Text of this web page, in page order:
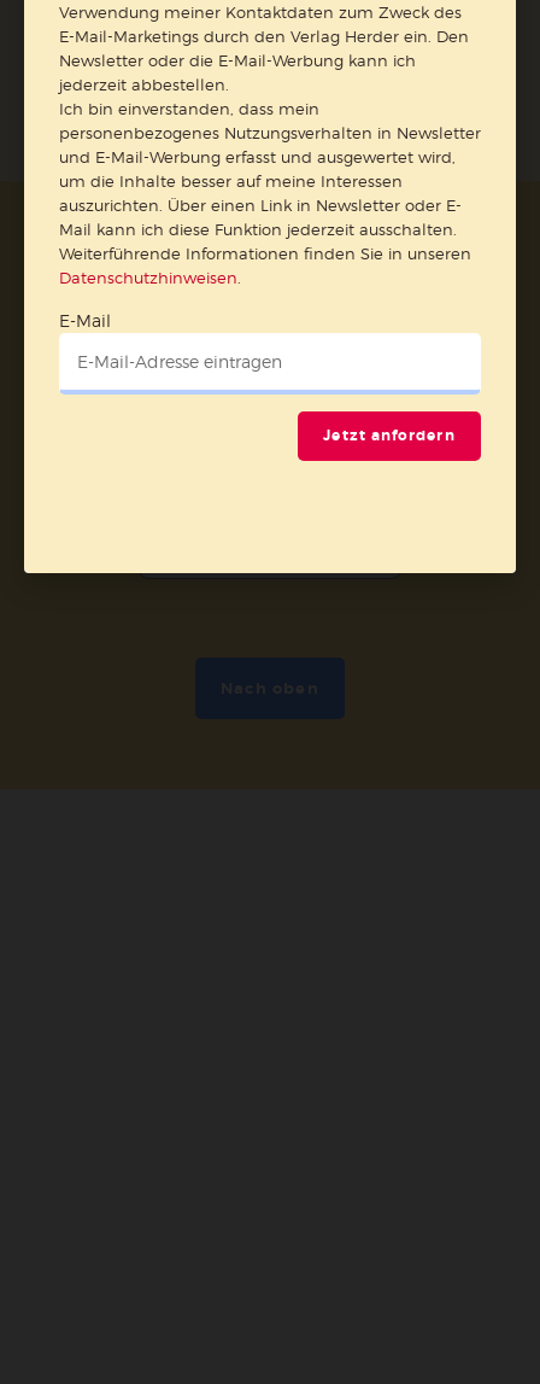
Jetzt anmelden
AGB und Widerrufsbelehrung
Datenschutz
Barrierefreiheit
Impressum
Vertrag widerrufen
Abo online kündigen
Verwendung meiner Kontaktdaten zum Zweck des
E-Mail-Marketings durch den Verlag Herder ein. Den
Newsletter oder die E-Mail-Werbung kann ich
jederzeit abbestellen.
Ich bin einverstanden, dass mein
personenbezogenes Nutzungsverhalten in Newsletter
und E-Mail-Werbung erfasst und ausgewertet wird,
um die Inhalte besser auf meine Interessen
auszurichten. Über einen Link in Newsletter oder E-
Mail kann ich diese Funktion jederzeit ausschalten.
Weiterführende Informationen finden Sie in unseren
Datenschutzhinweisen
E-Mail
Jetzt anfordern